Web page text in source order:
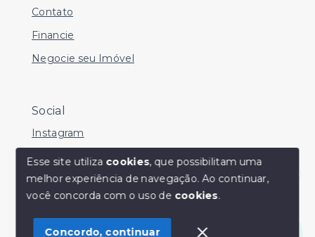
Olá! Estamos disponíveis para te ajudar.
Contato
Financie
Negocie seu Imóvel
Social
Instagram
Facebook
Youtube
Esse site utiliza cookies, que possibilitam uma
melhor experiência de navegação.Ao continuar,
você concorda com o uso de cookies.
Concordo, continuar